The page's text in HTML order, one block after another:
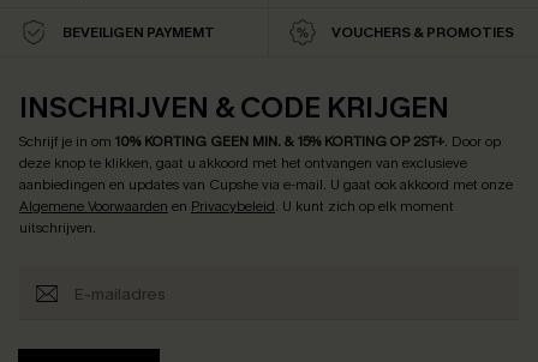
BEVEILIGEN PAYMEMT VOUCHERS & PROMOTIES
INSCHRIJVEN & CODE KRIJGEN
Schrijf je in om 10% KORTING GEEN MIN. & 15% KORTING OP 2ST+. Door op
deze knop te klikken, gaat u akkoord met het ontvangen van exclusieve
aanbiedingen en updates van Cupshe via e-mail. U gaat ook akkoord met onze
Algemene Voorwaarden en Privacybeleid. U kunt zich op elk moment
uitschrijven.